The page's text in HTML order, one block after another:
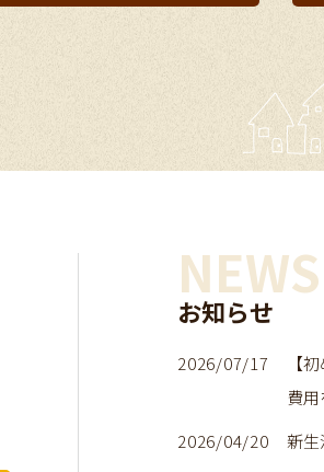
NEWS
お知らせ
2026/07/17
【
費
2026/04/20
新